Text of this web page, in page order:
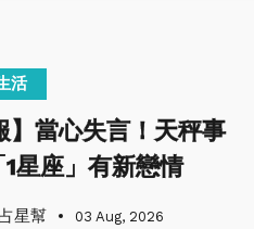
活
】當心失言！天秤事
星座」有新戀情
星幫 03 Aug, 2026